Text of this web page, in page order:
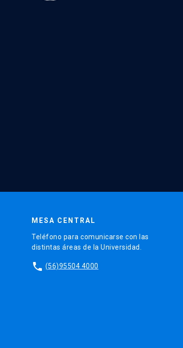
MESA CENTRAL
Teléfono para comunicarse con las
distintas áreas de la Universidad.
phone (56)95504 4000